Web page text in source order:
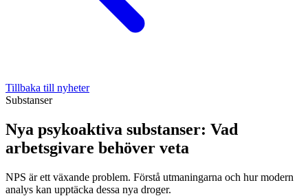
Tillbaka till nyheter
Substanser
Nya psykoaktiva substanser: Vad
arbetsgivare behöver veta
NPS är ett växande problem. Förstå utmaningarna och hur modern
analys kan upptäcka dessa nya droger.